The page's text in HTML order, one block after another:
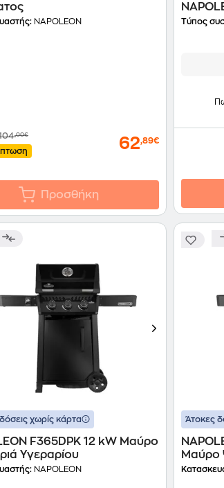
NAPOLEON
,00€
62,89€
Προσθήκη
Τύπος
χωρίς κάρτα
F365DPK 12 kW Μαύρο
Υγεραρίου
NAPOLEON
Άτοκες
Μαύρο